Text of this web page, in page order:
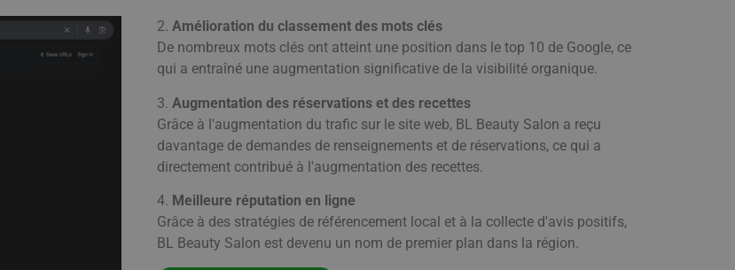
2. Amélioration du classement des mots clés
De nombreux mots clés ont atteint une position dans le top 10 de Google, ce
qui a entraîné une augmentation significative de la visibilité organique.
3. Augmentation des réservations et des recettes
Grâce à l'augmentation du trafic sur le site web, BL Beauty Salon a reçu
davantage de demandes de renseignements et de réservations, ce qui a
directement contribué à l'augmentation des recettes.
4. Meilleure réputation en ligne
Grâce à des stratégies de référencement local et à la collecte d'avis positifs,
BL Beauty Salon est devenu un nom de premier plan dans la région.